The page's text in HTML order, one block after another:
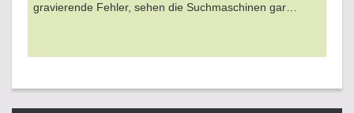
gravierende Fehler, sehen die Suchmaschinen gar…